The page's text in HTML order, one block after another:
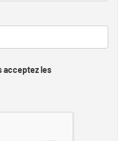
acceptez les